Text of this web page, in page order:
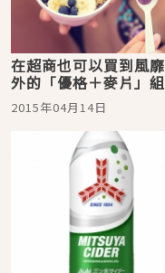
在超商也可以買到風
外的「優格＋麥片」
哦
2015年04月14日